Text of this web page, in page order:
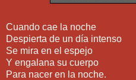
Cuando cae la noche
Despierta de un día intenso
Se mira en el espejo
Y engalana su cuerpo
Para nacer en la noche.